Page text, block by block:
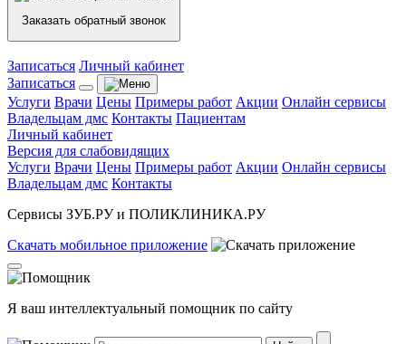
Заказать обратный звонок
Записаться Личный кабинет
Записаться
Услуги Врачи Цены Примеры работ Акции Онлайн сервисы
Владельцам дмс Контакты Пациентам
Личный кабинет
Версия для слабовидящих
Услуги Врачи Цены Примеры работ Акции Онлайн сервисы
Владельцам дмс Контакты
Сервисы ЗУБ.РУ и ПОЛИКЛИНИКА.РУ
Скачать мобильное приложение
Я ваш интеллектуальный помощник по сайту